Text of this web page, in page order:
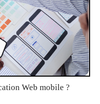
Web mobile ?